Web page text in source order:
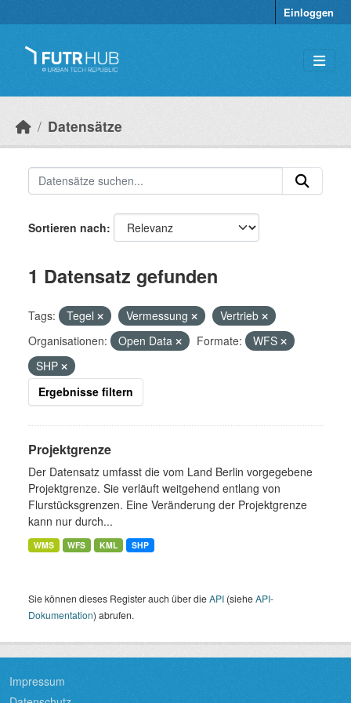
Einloggen
Datensätze
Sortieren nach
1 Datensatz gefunden
Tags: Tegel Vermessung
Vertrieb
Organisationen:
Open Data Formate:
WFS
SHP
Ergebnisse filtern
Projektgrenze
Der Datensatz umfasst die vom Land Berlin vorgegebene
Projektgrenze. Sie verläuft weitgehend entlang von
Flurstücksgrenzen. Eine Veränderung der Projektgrenze
kann nur durch...
WMS WFS KML SHP
Sie können dieses Register auch über dieAPI (sieheAPI-
Dokumentation) abrufen.
Impressum